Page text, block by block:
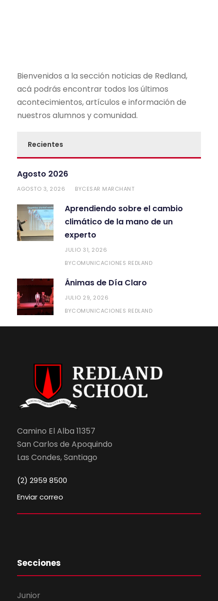
Bienvenidos a la sección noticias de Redland,
acá podrás encontrar todos los últimos
acontecimientos, artículos e información de
nuestros alumnos y comunidad.
Recientes
Agosto 2026
AGOSTO 3, 2026 BYCESAR MARCHANT
Aprendiendo sobre el cambio
climático de la mano de un
experto
JULIO 31, 2026
BYCOMUNICACIONES REDLAND
Ánimas de Día Claro
JULIO 29, 2026
BYCOMUNICACIONES REDLAND
Camino El Alba 11357
San Carlos de Apoquindo
Las Condes, Santiago
(2) 2959 8500
Enviar correo
Secciones
Junior